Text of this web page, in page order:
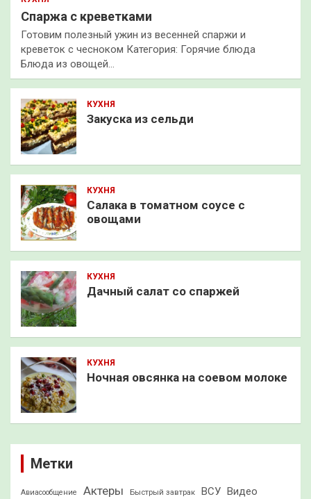
Спаржа с креветками
Готовим полезный ужин из весенней спаржи и
креветок с чесноком Категория: Горячие блюда
Блюда из овощей…
КУХНЯ
Закуска из сельди
КУХНЯ
Салака в томатном соусе с
овощами
КУХНЯ
Дачный салат со спаржей
КУХНЯ
Ночная овсянка на соевом молоке
Метки
Авиасообщение Актеры Быстрый завтрак ВСУ
Видео